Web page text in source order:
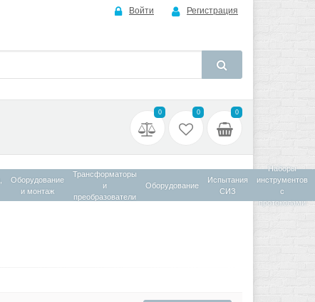
Войти Регистрация
0 0 0
Оборудование
и монтаж
Трансформаторы
и
преобразователи
Оборудование
Испытания
СИЗ
Наборы
инструментов
с
протоколами